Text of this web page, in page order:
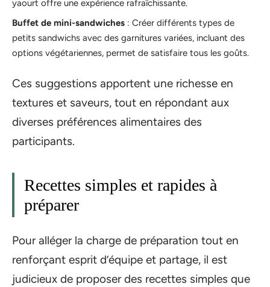
yaourt offre une expérience rafraîchissante.
Buffet de mini-sandwiches : Créer différents types de
petits sandwichs avec des garnitures variées, incluant des
options végétariennes, permet de satisfaire tous les goûts.
Ces suggestions apportent une richesse en
textures et saveurs, tout en répondant aux
diverses préférences alimentaires des
participants.
Recettes simples et rapides à
préparer
Pour alléger la charge de préparation tout en
renforçant esprit d’équipe et partage, il est
judicieux de proposer des recettes simples que